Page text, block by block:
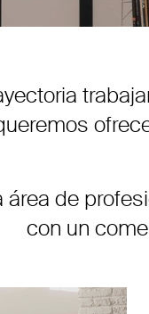
área de
con un